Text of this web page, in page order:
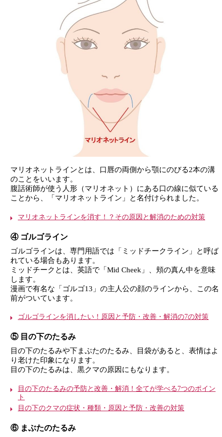
マリオネットラインとは、口唇の両側から顎にのびる2本の溝
のことをいいます。
腹話術師が使う人形（マリオネット）にある口の線に似ている
ことから、「マリオネットライン」と名付けられました。
マリオネットラインを消す！？その原因と解消のための対策
④ ゴルゴライン
ゴルゴラインは、専門用語では「ミッドチークライン」と呼ば
れている場合もあります。
ミッドチークとは、英語で「Mid Cheek」、頬の真ん中を意味
します。
漫画で有名な「ゴルゴ13」の主人公の顔のラインから、この名
前がついています。
ゴルゴラインを消したい！原因と予防・改善・解消の7の対策
⑤ 目の下のたるみ
目の下のたるみや下まぶたのたるみ、目袋があると、表情はよ
り老けた印象になります。
目の下のたるみは、黒クマの原因にもなります。
目の下のたるみの予防と改善・解消！全てが学べる7つのポイン
ト
目の下のクマの症状・種類・原因と予防・改善の対策
⑥ まぶたのたるみ